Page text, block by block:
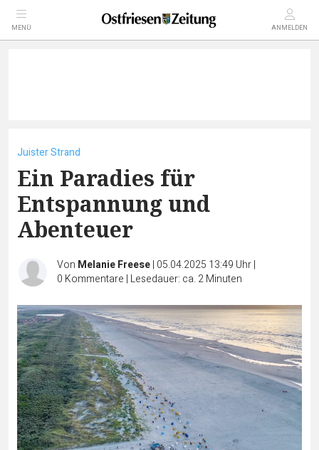
MENÜ ANMELDEN
Juister Strand
Ein Paradies für
Entspannung und
Abenteuer
Von Melanie Freese| 05.04.2025 13:49 Uhr|
0 Kommentare | Lesedauer: ca. 2 Minuten